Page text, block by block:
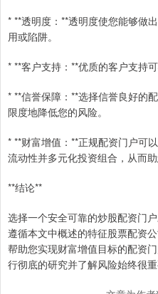
* **透明度：**透明度使您能够做
用或陷阱。
* **客户支持：**优质的客户支持
* **信誉保障：**选择信誉良好的
限度地降低您的风险。
* **财富增值：**正规配资门户可
流动性并多元化投资组合，从而助
**结论**
选择一个安全可靠的炒股配资门
遵循本文中概述的特征股票配资
帮助您实现财富增值目标的配资
行彻底的研究并了解风险始终很重